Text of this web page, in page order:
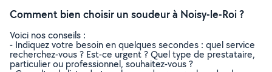
Comment bien choisir un soudeur à Noisy-le-Roi ?
Voici nos conseils :
- Indiquez votre besoin en quelques secondes : quel service
recherchez-vous ? Est-ce urgent ? Quel type de prestataire,
particulier ou professionnel, souhaitez-vous ?